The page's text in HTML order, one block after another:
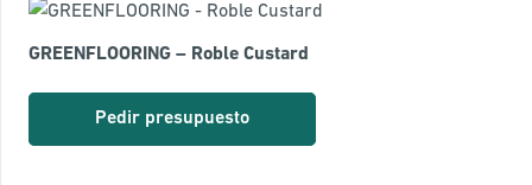
GREENFLOORING – Roble Custard
Pedir presupuesto